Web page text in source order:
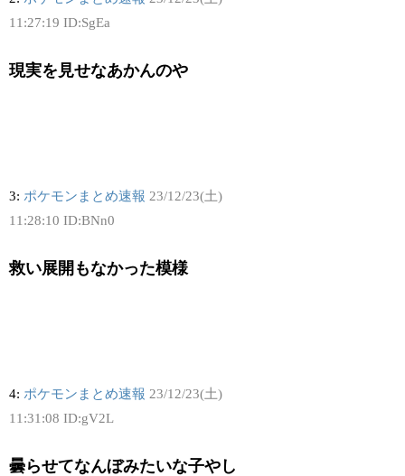
11:27:19 ID:SgEa
現実を見せなあかんのや
3: ポケモンまとめ速報 23/12/23(土)
11:28:10 ID:BNn0
救い展開もなかった模様
4: ポケモンまとめ速報 23/12/23(土)
11:31:08 ID:gV2L
曇らせてなんぼみたいな子やし